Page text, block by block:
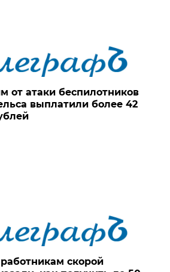
от атаки беспилотников
выплатили более 42
скорой